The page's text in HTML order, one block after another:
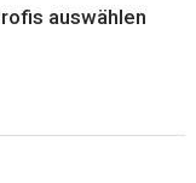
auswählen